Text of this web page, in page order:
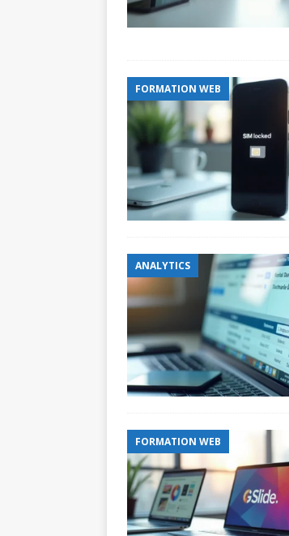
FORMATION WEB
ANALYTICS
FORMATION WEB